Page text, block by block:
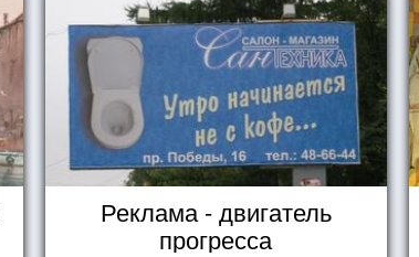
Реклама - двигатель
прогресса